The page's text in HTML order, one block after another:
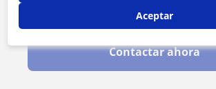
Al hacer clic, aceptas nuestro aviso legal
Contactar ahora
Aceptar